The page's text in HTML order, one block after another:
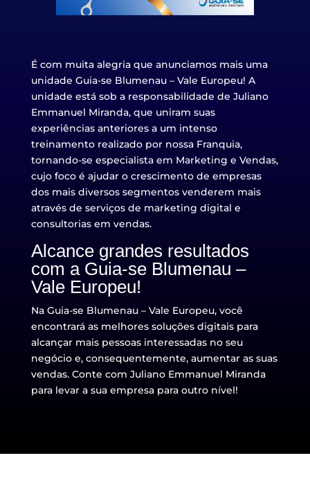
É com muita alegria que anunciamos mais uma
unidade Guia-se Blumenau – Vale Europeu! A
unidade está sob a responsabilidade de Juliano
Emmanuel Miranda, que uniram suas
experiências anteriores a um intenso
treinamento realizado por nossa Franquia,
tornando-se especialista em Marketing e Vendas,
cujo foco é ajudar o crescimento de empresas
dos mais diversos segmentos venderem mais
através de serviços de marketing digital e
consultorias em vendas.
Alcance grandes resultados
com a Guia-se Blumenau –
Vale Europeu!
Na Guia-se Blumenau – Vale Europeu, você
encontrará as melhores soluções digitais para
alcançar mais pessoas interessadas no seu
negócio e, consequentemente, aumentar as suas
vendas. Conte com Juliano Emmanuel Miranda
para levar a sua empresa para outro nível!